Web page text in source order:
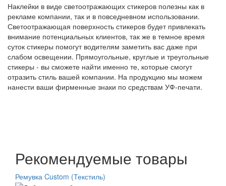
Наклейки в виде светоотражающих стикеров полезны как в
рекламе компании, так и в повседневном использовании.
Светоотражающая поверхность стикеров будет привлекать
внимание потенциальных клиентов, так же в темное время
суток стикеры помогут водителям заметить вас даже при
слабом освещении. Прямоугольные, круглые и треугольные
стикеры - вы сможете найти именно те, которые смогут
отразить стиль вашей компании. На продукцию мы можем
нанести ваши фирменные знаки по средствам УФ-печати.
Рекомендуемые товары
Ремувка Custom (Текстиль)